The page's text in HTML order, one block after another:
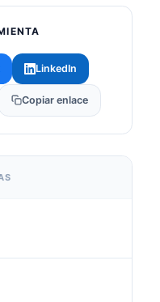
LinkedIn
Copiar enlace